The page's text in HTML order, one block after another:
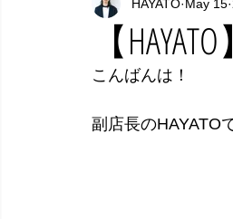
Akane Kanda HAYATO
ズシヒロヤ 竹原拓摩
【
HAYATO May 15
こんばんは！
副店長のHAYATO